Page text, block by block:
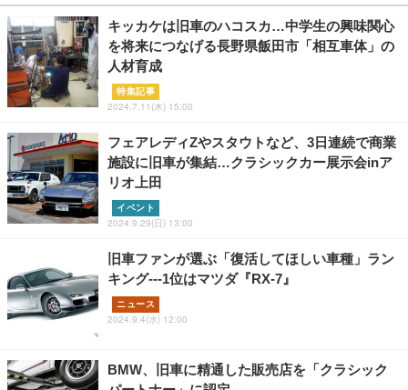
キッカケは旧車のハコスカ…中学生の興味関心
を将来につなげる長野県飯田市「相互車体」の
人材育成
特集記事
2024.7.11(木) 15:00
フェアレディZやスタウトなど、3日連続で商業
施設に旧車が集結…クラシックカー展示会inア
リオ上田
イベント
2024.9.29(日) 13:00
旧車ファンが選ぶ「復活してほしい車種」ラン
キング---1位はマツダ『RX-7』
ニュース
2024.9.4(水) 12:00
BMW、旧車に精通した販売店を「クラシック